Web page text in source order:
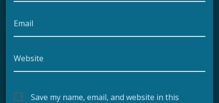
Email
Website
Save my name, email, and website in this